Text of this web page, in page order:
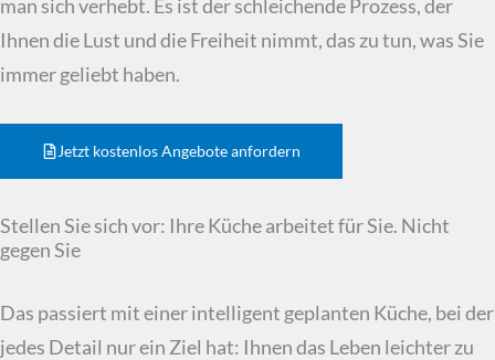
man sich verhebt. Es ist der schleichende Prozess, der
Ihnen die Lust und die Freiheit nimmt, das zu tun, was Sie
immer geliebt haben.
Jetzt kostenlos Angebote anfordern
Stellen Sie sich vor: Ihre Küche arbeitet für Sie. Nicht
gegen Sie
Das passiert mit einer intelligent geplanten Küche, bei der
jedes Detail nur ein Ziel hat: Ihnen das Leben leichter zu